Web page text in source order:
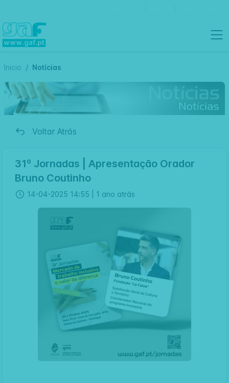
Inicio Notícias
Voltar Atrás
31º Jornadas | Apresentação Orador
Bruno Coutinho
14-04-2025 14:55 | 1 ano atrás